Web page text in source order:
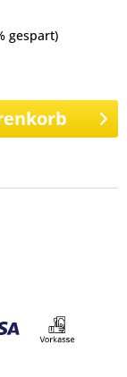
gespart)